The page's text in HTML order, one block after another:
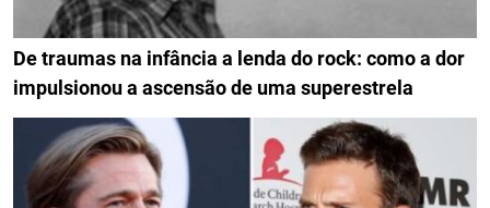
De traumas na infância a lenda do rock: como a dor
impulsionou a ascensão de uma superestrela